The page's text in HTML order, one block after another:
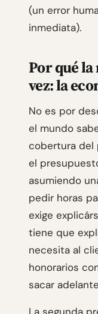
(un error
inmediata).
Por qué
vez: la
No es por
el mundo
cobertura del
el
asumiendo
pedir horas
exige
tiene que
necesita al
honorarios
sacar